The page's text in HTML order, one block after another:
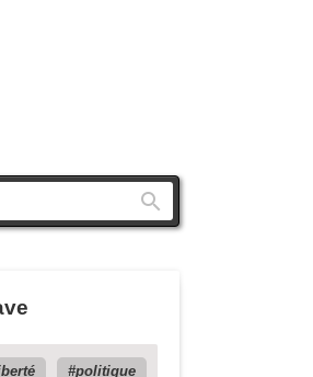
politique